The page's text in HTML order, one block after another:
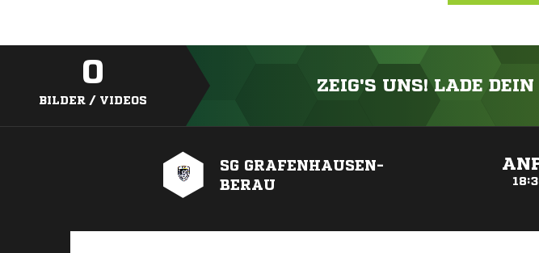
0
BILDER / VIDEOS
ZEIG'S UNS! LADE DEIN
SG GRAFENHAUSEN-
BERAU